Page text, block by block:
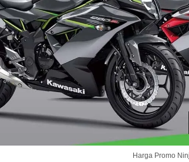
Harga Promo